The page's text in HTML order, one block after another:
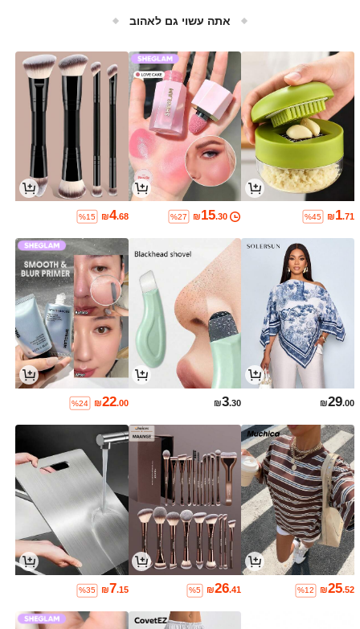
אתה עשוי גם לאהוב
₪1.71
%45
₪15.30
%27
₪4.68
%15
₪29.00
₪3.30
₪22.00
%24
₪25.52
%12
₪26.41
%5
₪7.15
%35